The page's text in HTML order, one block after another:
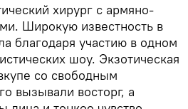
хирург с армяно-
Широкую известность в
благодаря участию в одном
шоу. Экзотическая
со свободным
вызывали восторг, а